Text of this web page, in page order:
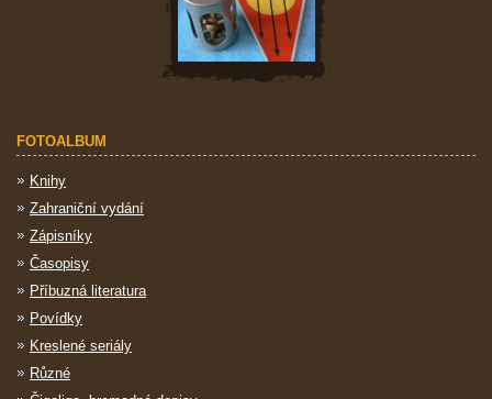
FOTOALBUM
Knihy
Zahraniční vydání
Zápisníky
Časopisy
Příbuzná literatura
Povídky
Kreslené seriály
Různé